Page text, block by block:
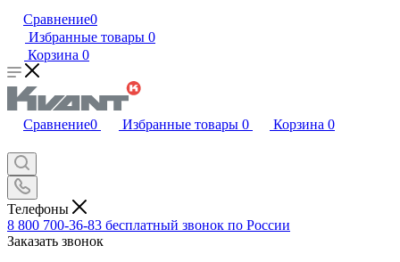
Сравнение0
Избранные товары 0
Корзина 0
Сравнение0 Избранные товары 0 Корзина 0
Телефоны
8 800 700-36-83 бесплатный звонок по России
Заказать звонок